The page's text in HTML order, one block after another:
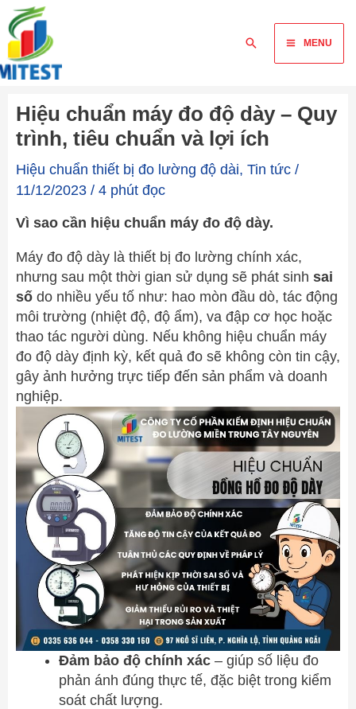
Skip
to
content
Tìm
Main
Menu
MENU
Hiệu chuẩn máy đo độ dày – Quy
trình, tiêu chuẩn và lợi ích
Hiệu chuẩn thiết bị đo lường độ dài, Tin tức/
11/12/2023 / 4 phút đọc
Vì sao cần hiệu chuẩn máy đo độ dày.
Máy đo độ dày là thiết bị đo lường chính xác,
nhưng sau một thời gian sử dụng sẽ phát sinh sai
sốdo nhiều yếu tố như: hao mòn đầu dò, tác động
môi trường (nhiệt độ, độ ẩm), va đập cơ học hoặc
thao tác người dùng. Nếu không hiệu chuẩn máy
đo độ dày định kỳ, kết quả đo sẽ không còn tin cậy,
gây ảnh hưởng trực tiếp đến sản phẩm và doanh
nghiệp.
Đảm bảo độ chính xác– giúp số liệu đo
phản ánh đúng thực tế, đặc biệt trong kiểm
soát chất lượng.